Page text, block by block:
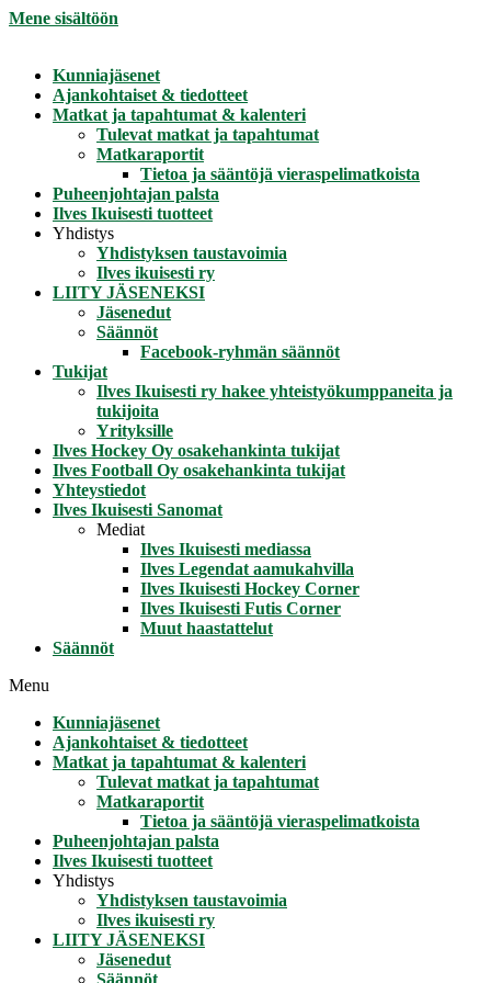
Mene sisältöön
Kunniajäsenet
Ajankohtaiset & tiedotteet
Matkat ja tapahtumat & kalenteri
Tulevat matkat ja tapahtumat
Matkaraportit
Tietoa ja sääntöjä vieraspelimatkoista
Puheenjohtajan palsta
Ilves Ikuisesti tuotteet
Yhdistys
Yhdistyksen taustavoimia
Ilves ikuisesti ry
LIITY JÄSENEKSI
Jäsenedut
Säännöt
Facebook-ryhmän säännöt
Tukijat
Ilves Ikuisesti ry hakee yhteistyökumppaneita ja
tukijoita
Yrityksille
Ilves Hockey Oy osakehankinta tukijat
Ilves Football Oy osakehankinta tukijat
Yhteystiedot
Ilves Ikuisesti Sanomat
Mediat
Ilves Ikuisesti mediassa
Ilves Legendat aamukahvilla
Ilves Ikuisesti Hockey Corner
Ilves Ikuisesti Futis Corner
Muut haastattelut
Säännöt
Menu
Kunniajäsenet
Ajankohtaiset & tiedotteet
Matkat ja tapahtumat & kalenteri
Tulevat matkat ja tapahtumat
Matkaraportit
Tietoa ja sääntöjä vieraspelimatkoista
Puheenjohtajan palsta
Ilves Ikuisesti tuotteet
Yhdistys
Yhdistyksen taustavoimia
Ilves ikuisesti ry
LIITY JÄSENEKSI
Jäsenedut
Säännöt